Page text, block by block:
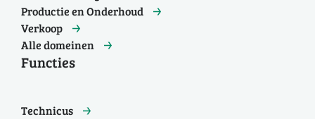
Productie en Onderhoud
Verkoop
Alle domeinen
Functies
Technicus